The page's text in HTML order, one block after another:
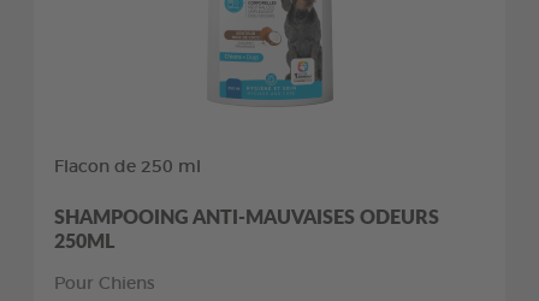
Flacon de 250 ml
SHAMPOOING ANTI-MAUVAISES ODEURS
250ML
Pour Chiens